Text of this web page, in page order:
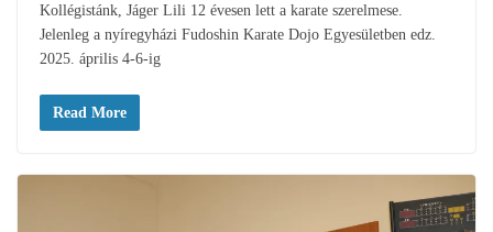
Kollégistánk, Jáger Lili 12 évesen lett a karate szerelmese.
Jelenleg a nyíregyházi Fudoshin Karate Dojo Egyesületben edz.
2025. április 4-6-ig
Read More